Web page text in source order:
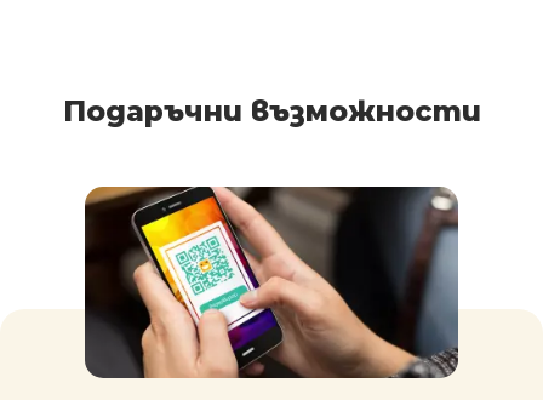
Подаръчни възможности